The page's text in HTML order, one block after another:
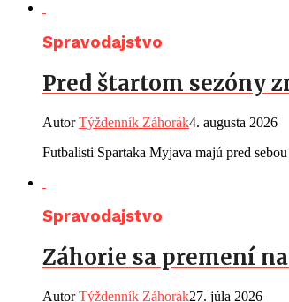
Spravodajstvo
Pred štartom sezóny
AutorTýždenník Záhorák4. augusta 2026
Futbalisti Spartaka Myjava majú pred
Spravodajstvo
Záhorie sa premení
AutorTýždenník Záhorák27. júla 2026